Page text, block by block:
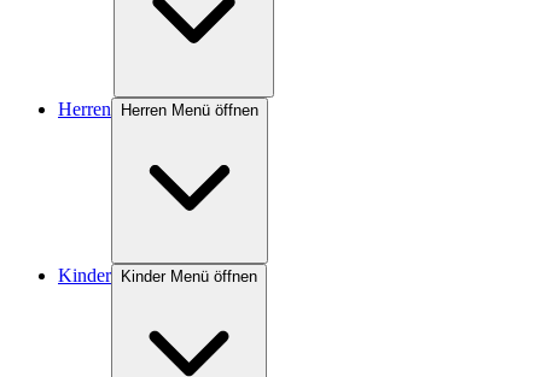
Herren Herren Menü öffnen
Kinder Kinder Menü öffnen